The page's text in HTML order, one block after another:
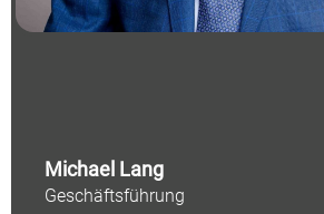
Michael Lang
Geschäftsführung